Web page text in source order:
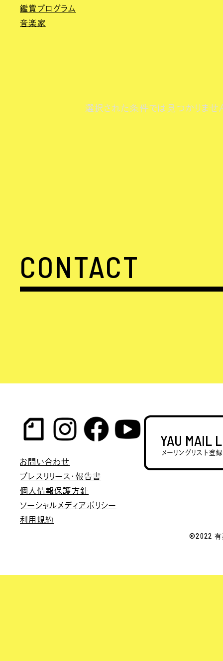
鑑賞プログラム
音楽家
選択された条件では見つかりませ
CONTACT
YAU MAIL
メーリングリスト登
お問い合わせ
プレスリリース・報告書
個人情報保護方針
ソーシャルメディアポリシー
利用規約
©2022 有